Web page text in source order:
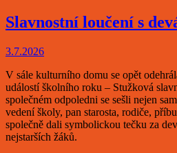
Slavnostní loučení s
3.7.2026
V sále kulturního domu se opět
událostí školního roku – Stužková
společném odpoledni se sešli nejen
vedení školy, pan starosta, rodiče,
společně dali symbolickou tečku za
nejstarších žáků.